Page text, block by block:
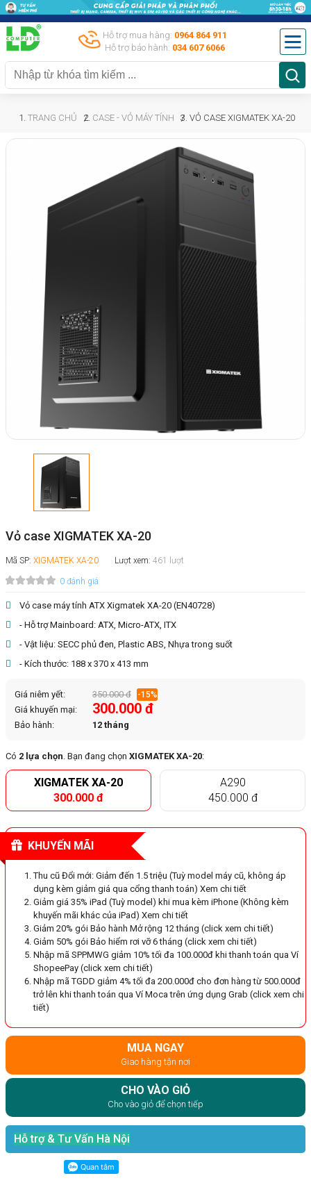
Hỗ trợ mua hàng: 0964 864 911
Hỗ trợ bảo hành: 034 607 6066
TRANG CHỦ CASE - VỎ MÁY TÍNH VỎ CASE XIGMATEK XA-20
Vỏ case XIGMATEK XA-20
Mã SP: XIGMATEK XA-20 Lượt xem: 461 lượt
0 đánh giá
Vỏ case máy tính ATX Xigmatek XA-20 (EN40728)
- Hỗ trợ Mainboard: ATX, Micro-ATX, ITX
- Vật liệu: SECC phủ đen, Plastic ABS, Nhựa trong suốt
- Kích thước: 188 x 370 x 413 mm
Giá niêm yết: 350.000 đ -15%
Giá khuyến mại: 300.000 đ
Bảo hành: 12 tháng
Có 2 lựa chọn. Bạn đang chọn XIGMATEK XA-20:
XIGMATEK XA-20
300.000 đ
A290
450.000 đ
KHUYẾN MÃI
Thu cũ Đổi mới: Giảm đến 1.5 triệu (Tuỳ model máy cũ, không áp
dụng kèm giảm giá qua cổng thanh toán) Xem chi tiết
Giảm giá 35% iPad (Tuỳ model) khi mua kèm iPhone (Không kèm
khuyến mãi khác của iPad) Xem chi tiết
Giảm 20% gói Bảo hành Mở rộng 12 tháng (click xem chi tiết)
Giảm 50% gói Bảo hiểm rơi vỡ 6 tháng (click xem chi tiết)
Nhập mã SPPMWG giảm 10% tối đa 100.000đ khi thanh toán qua Ví
ShopeePay (click xem chi tiết)
Nhập mã TGDD giảm 4% tối đa 200.000đ cho đơn hàng từ 500.000đ
trở lên khi thanh toán qua Ví Moca trên ứng dụng Grab (click xem chi
tiết)
MUA NGAY
Giao hàng tận nơi
CHO VÀO GIỎ
Cho vào giỏ để chọn tiếp
Hỗ trợ & Tư Vấn Hà Nội